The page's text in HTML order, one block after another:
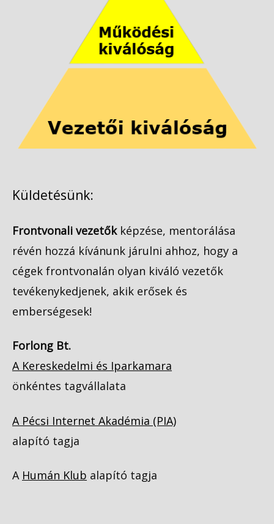
Küldetésünk:
Frontvonali vezetőkképzése, mentorálása
révén hozzá kívánunk járulni ahhoz, hogy a
cégek frontvonalán olyan kiváló vezetők
tevékenykedjenek, akik erősek és
emberségesek!
Forlong Bt.
A Kereskedelmi és Iparkamara
önkéntes tagvállalata
A Pécsi Internet Akadémia (PIA)
alapító tagja
A Humán Klub alapító tagja